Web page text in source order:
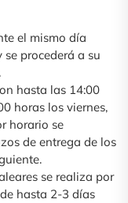
el mismo día
procederá a su
hasta las 14:00
horas los viernes,
horario se
de entrega de los
se realiza por
hasta 2-3 días